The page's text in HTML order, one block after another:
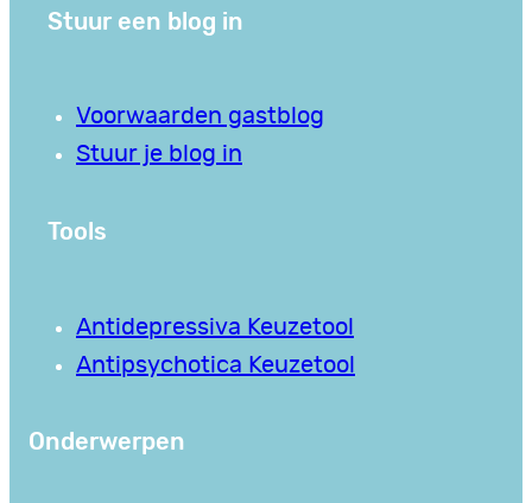
Stuur een blog in
Voorwaarden gastblog
Stuur je blog in
Tools
Antidepressiva Keuzetool
Antipsychotica Keuzetool
Onderwerpen